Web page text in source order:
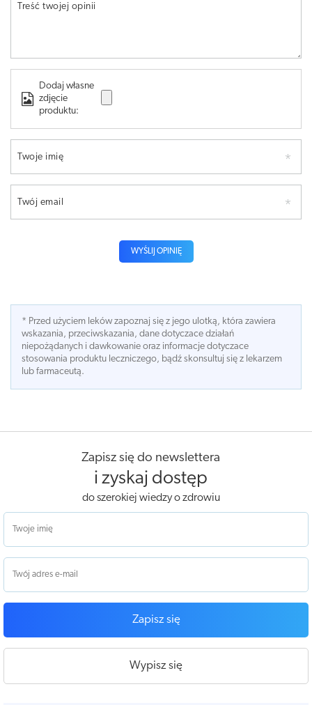
Treść twojej opinii
Dodaj własne
zdjęcie
produktu:
Twoje imię
Twój email
WYŚLIJ OPINIĘ
* Przed użyciem leków zapoznaj się z jego ulotką, która zawiera
wskazania, przeciwskazania, dane dotyczace działań
niepożądanych i dawkowanie oraz informacje dotyczace
stosowania produktu leczniczego, bądź skonsultuj się z lekarzem
lub farmaceutą.
Zapisz się do newslettera
i zyskaj dostęp
do szerokiej wiedzy o zdrowiu
Zapisz się
Wypisz się